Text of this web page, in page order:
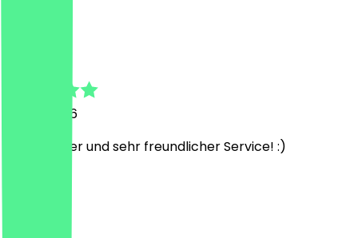
18. Juli 2026
Superlecker und sehr freundlicher Service! :)